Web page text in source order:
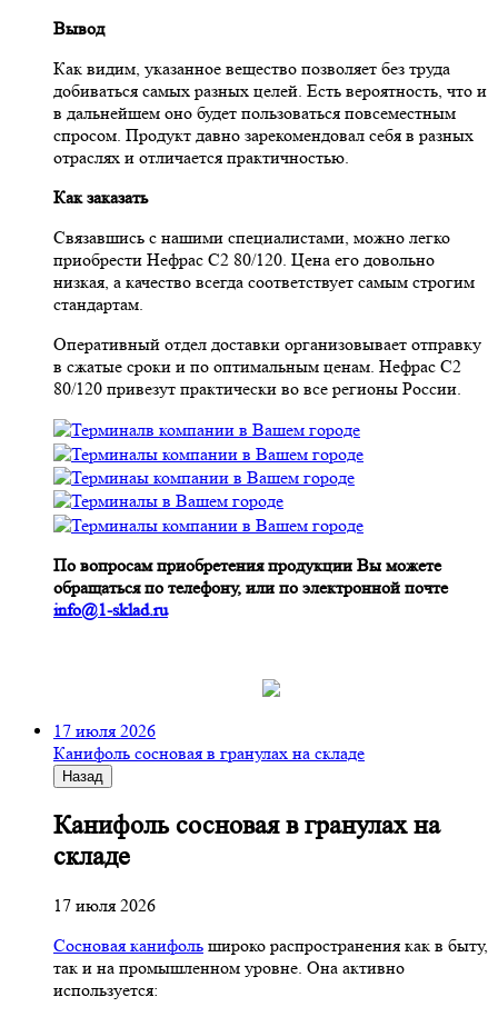
Вывод
Как видим, указанное вещество позволяет без труда
добиваться самых разных целей. Есть вероятность, что и
в дальнейшем оно будет пользоваться повсеместным
спросом. Продукт давно зарекомендовал себя в разных
отраслях и отличается практичностью.
Как заказать
Связавшись с нашими специалистами, можно легко
приобрести Нефрас С2 80/120. Цена его довольно
низкая, а качество всегда соответствует самым строгим
стандартам.
Оперативный отдел доставки организовывает отправку
в сжатые сроки и по оптимальным ценам. Нефрас С2
80/120 привезут практически во все регионы России.
По вопросам приобретения продукции Вы можете
обращаться по телефону, или по электронной почте
info@1-sklad.ru
17 июля 2026
Канифоль сосновая в гранулах на складе
Назад
Канифоль сосновая в гранулах на
складе
17 июля 2026
Сосновая канифоль широко распространения как в быту,
так и на промышленном уровне. Она активно
используется: